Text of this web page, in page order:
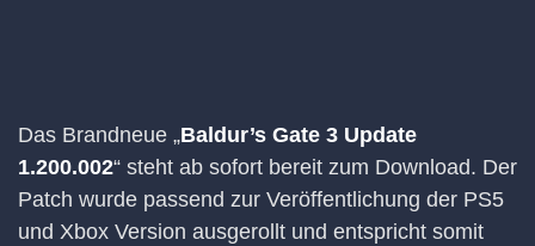
Das Brandneue „Baldur’s Gate 3 Update
1.200.002“ steht ab sofort bereit zum Download. Der
Patch wurde passend zur Veröffentlichung der PS5
und Xbox Version ausgerollt und entspricht somit